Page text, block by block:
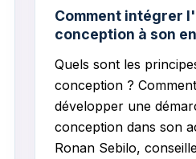
Comment intégrer
conception à son
Quels sont les
conception ?
développer une
conception dans son
Ronan Sebilo,